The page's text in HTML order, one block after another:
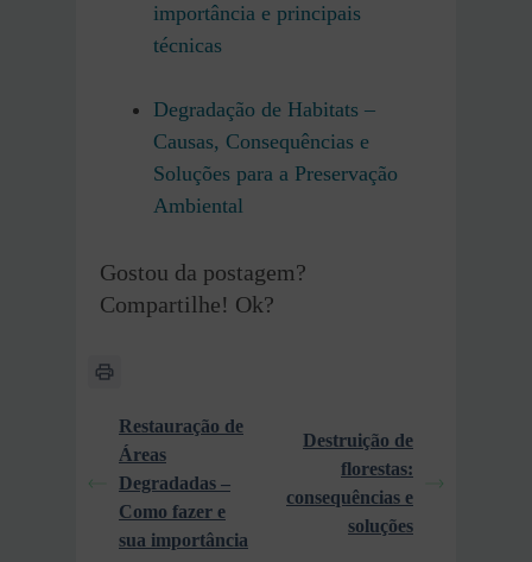
importância e principais
técnicas
Degradação de Habitats –
Causas, Consequências e
Soluções para a Preservação
Ambiental
Gostou da postagem?
Compartilhe! Ok?
Restauração de
Áreas
Degradadas –
Como fazer e
sua importância
Destruição de
florestas:
consequências e
soluções